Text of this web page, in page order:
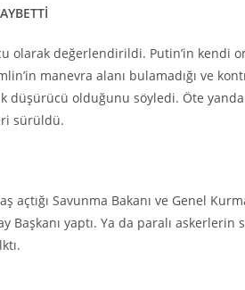
olarak değerlendirildi. Putin’in kendi
manevra alanı bulamadığı ve
düşürücü olduğunu söyledi. Öte
sürüldü.
Savunma Bakanı ve Genel
Başkanı yaptı. Ya da paralı askerlerin